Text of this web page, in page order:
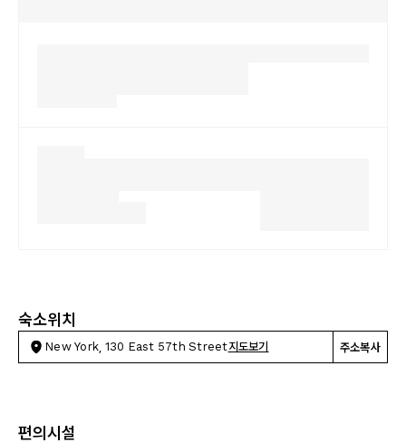
숙소위치
New York, 130 East 57th Street지도보기 주소복사
편의시설